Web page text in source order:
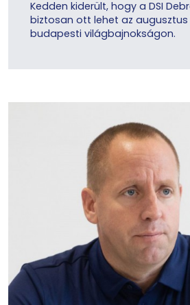
Kedden kiderült, hogy a DSI
biztosan ott lehet az augusztus
budapesti világbajnokságon.